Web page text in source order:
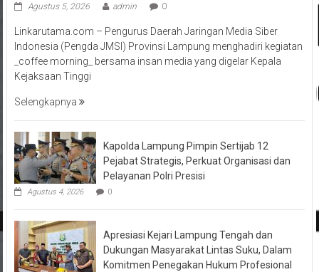
Agustus 5, 2026 admin 0
Linkarutama.com – Pengurus Daerah Jaringan Media Siber
Indonesia (Pengda JMSI) Provinsi Lampung menghadiri kegiatan
_coffee morning_ bersama insan media yang digelar Kepala
Kejaksaan Tinggi
Selengkapnya
Kapolda Lampung Pimpin Sertijab 12
Pejabat Strategis, Perkuat Organisasi dan
Pelayanan Polri Presisi
Agustus 4, 2026 0
Apresiasi Kejari Lampung Tengah dan
Dukungan Masyarakat Lintas Suku, Dalam
Komitmen Penegakan Hukum Profesional